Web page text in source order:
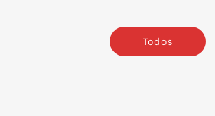
Todos